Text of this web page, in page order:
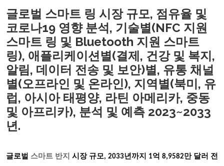
글로벌 스마트 링 시장 규모, 점유율 및
코로나19 영향 분석, 기술별(NFC 지원
스마트 링 및 Bluetooth 지원 스마트
링), 애플리케이션별(결제, 건강 및 복지,
알림, 데이터 전송 및 보안)별, 유통 채널
별(오프라인 및 온라인), 지역별(북미, 유
럽, 아시아 태평양, 라틴 아메리카, 중동
및 아프리카), 분석 및 예측 2023~2033
년.
글로벌 스마트 반지 시장 규모, 2033년까지 1억 8,9582만 달러 전